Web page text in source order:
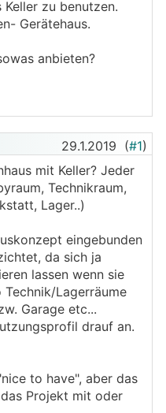
zu benutzen.
Gerätehaus.
anbieten?
29.1.2019 (#1)
mit Keller? Jeder
Technikraum,
Lager..)
eingebunden
da sich ja
lassen wenn sie
Lagerräume
Garage etc...
drauf an.
to have", aber das
Projekt mit oder